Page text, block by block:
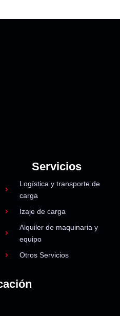
Servicios
Logística y transporte de
carga
Izaje de carga
Alquiler de maquinaria y
equipo
Otros Servicios